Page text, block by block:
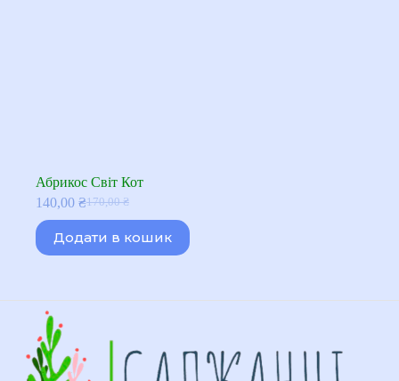
Абрикос Світ Кот
170,00₴
Оригінальна
ціна:
170,00 ₴.
140,00 ₴Поточна
ціна:
140,00 ₴.
Додати в кошик